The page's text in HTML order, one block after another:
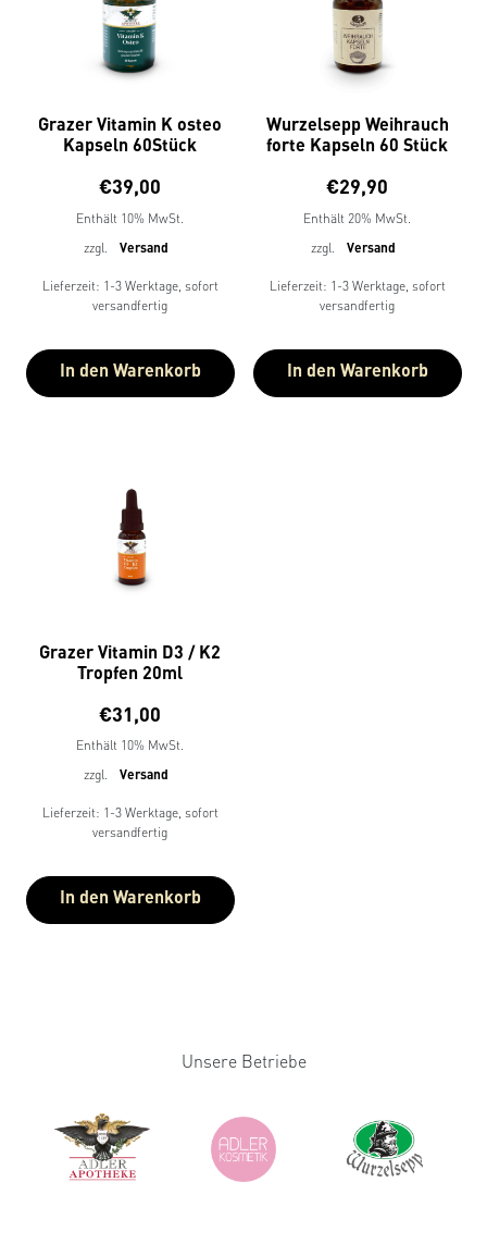
Grazer Vitamin K osteo
Kapseln 60Stück
€39,00
Enthält 10% MwSt.
zzgl.
Versand
Lieferzeit: 1-3 Werktage, sofort
versandfertig
In den Warenkorb
Wurzelsepp Weihrauch
forte Kapseln 60 Stück
€29,90
Enthält 20% MwSt.
zzgl.
Versand
Lieferzeit: 1-3 Werktage, sofort
versandfertig
In den Warenkorb
Grazer Vitamin D3 / K2
Tropfen 20ml
€31,00
Enthält 10% MwSt.
zzgl.
Versand
Lieferzeit: 1-3 Werktage, sofort
versandfertig
In den Warenkorb
Unsere Betriebe